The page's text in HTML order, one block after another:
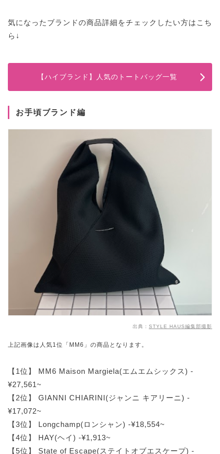
気になったブランドの商品詳細をチェックしたい方はこち
ら↓
【ハイブランド】人気のトートバッグ一覧
お手頃ブランド編
出典： STYLE HAUS編集部撮影
上記画像は人気1位「MM6」の商品となります。
【1位】 MM6 Maison Margiela(エムエムシックス) -
¥27,561~
【2位】 GIANNI CHIARINI(ジャンニ キアリーニ) -
¥17,072~
【3位】 Longchamp(ロンシャン) -¥18,554~
【4位】 HAY(ヘイ) -¥1,913~
【5位】 State of Escape(ステイトオブエスケープ) -